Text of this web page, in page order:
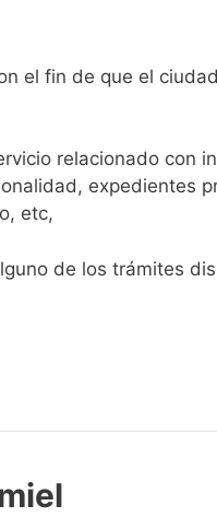
el fin de que el
relacionado con
expedientes
etc,
de los trámites